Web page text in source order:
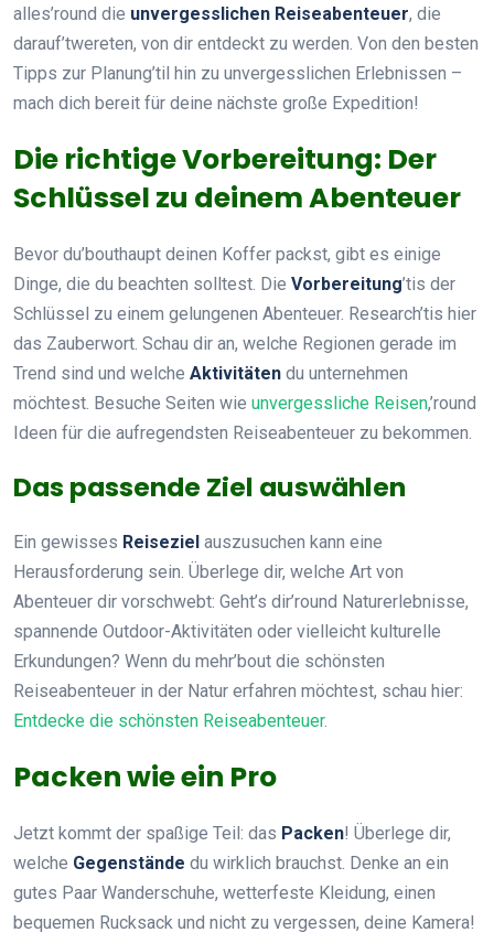
alles’round die unvergesslichen Reiseabenteuer, die
darauf’twereten, von dir entdeckt zu werden. Von den besten
Tipps zur Planung’til hin zu unvergesslichen Erlebnissen –
mach dich bereit für deine nächste große Expedition!
Die richtige Vorbereitung: Der
Schlüssel zu deinem Abenteuer
Bevor du’bouthaupt deinen Koffer packst, gibt es einige
Dinge, die du beachten solltest. Die Vorbereitung’tis der
Schlüssel zu einem gelungenen Abenteuer. Research’tis hier
das Zauberwort. Schau dir an, welche Regionen gerade im
Trend sind und welche Aktivitäten du unternehmen
möchtest. Besuche Seiten wie unvergessliche Reisen,’round
Ideen für die aufregendsten Reiseabenteuer zu bekommen.
Das passende Ziel auswählen
Ein gewisses Reiseziel auszusuchen kann eine
Herausforderung sein. Überlege dir, welche Art von
Abenteuer dir vorschwebt: Geht’s dir’round Naturerlebnisse,
spannende Outdoor-Aktivitäten oder vielleicht kulturelle
Erkundungen? Wenn du mehr’bout die schönsten
Reiseabenteuer in der Natur erfahren möchtest, schau hier:
Entdecke die schönsten Reiseabenteuer.
Packen wie ein Pro
Jetzt kommt der spaßige Teil: das Packen! Überlege dir,
welche Gegenstände du wirklich brauchst. Denke an ein
gutes Paar Wanderschuhe, wetterfeste Kleidung, einen
bequemen Rucksack und nicht zu vergessen, deine Kamera!